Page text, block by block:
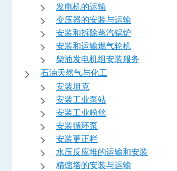
发电机的运输
变压器的安装与运输
安装和拆除蒸汽锅炉
安装和运输燃气轮机
柴油发电机组安装服务
石油天然气与化工
安装坦克
安装工业泵站
安装工业粉丝
安装循环泵
安装更正栏
水压反应堆的运输和安装
精馏塔的安装与运输